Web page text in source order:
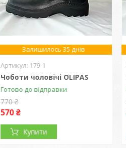
Залишилось 35 днів
179-1
Чоботи чоловічі OLIPAS
Готово до відправки
770 ₴
570 ₴
Купити